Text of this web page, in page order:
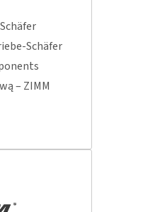
Schäfer
– ZIMM